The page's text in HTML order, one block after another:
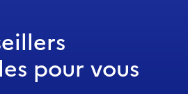
pour vous